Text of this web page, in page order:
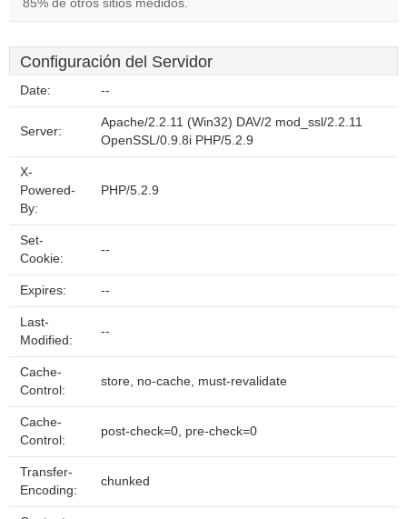
85% de otros sitios medidos.
Configuración del Servidor
Date: --
Server:
Apache/2.2.11 (Win32) DAV/2 mod_ssl/2.2.11
OpenSSL/0.9.8i PHP/5.2.9
X-
Powered-
By:
PHP/5.2.9
Set-
Cookie:
--
Expires: --
Last-
Modified:
--
Cache-
Control:
store, no-cache, must-revalidate
Cache-
Control:
post-check=0, pre-check=0
Transfer-
Encoding:
chunked